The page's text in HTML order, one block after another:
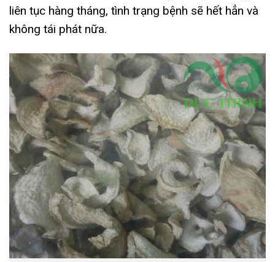
liên tục hàng tháng, tình trạng bệnh sẽ hết hẳn và
không tái phát nữa.